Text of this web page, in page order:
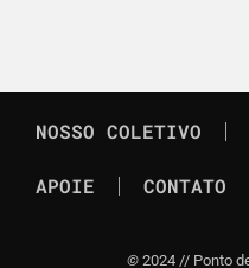
NOSSO COLETIVO
APOIE CONTATO
© 2024 // Ponto